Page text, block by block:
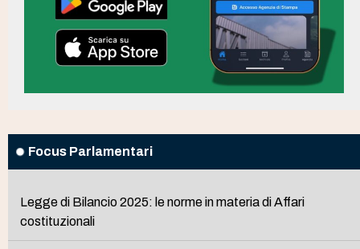
Focus Parlamentari
Legge di Bilancio 2025: le norme in materia di Affari
costituzionali